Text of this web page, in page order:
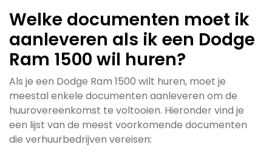
Welke documenten moet ik
aanleveren als ik een Dodge
Ram 1500 wil huren?
Als je een Dodge Ram 1500 wilt huren, moet je
meestal enkele documenten aanleveren om de
huurovereenkomst te voltooien. Hieronder vind je
een lijst van de meest voorkomende documenten
die verhuurbedrijven vereisen: